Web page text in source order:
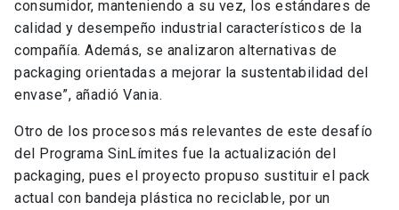
consumidor, manteniendo a su vez, los estándares de
calidad y desempeño industrial característicos de la
compañía. Además, se analizaron alternativas de
packaging orientadas a mejorar la sustentabilidad del
envase”, añadió Vania.
Otro de los procesos más relevantes de este desafío
del Programa SinLímites fue la actualización del
packaging, pues el proyecto propuso sustituir el pack
actual con bandeja plástica no reciclable, por un